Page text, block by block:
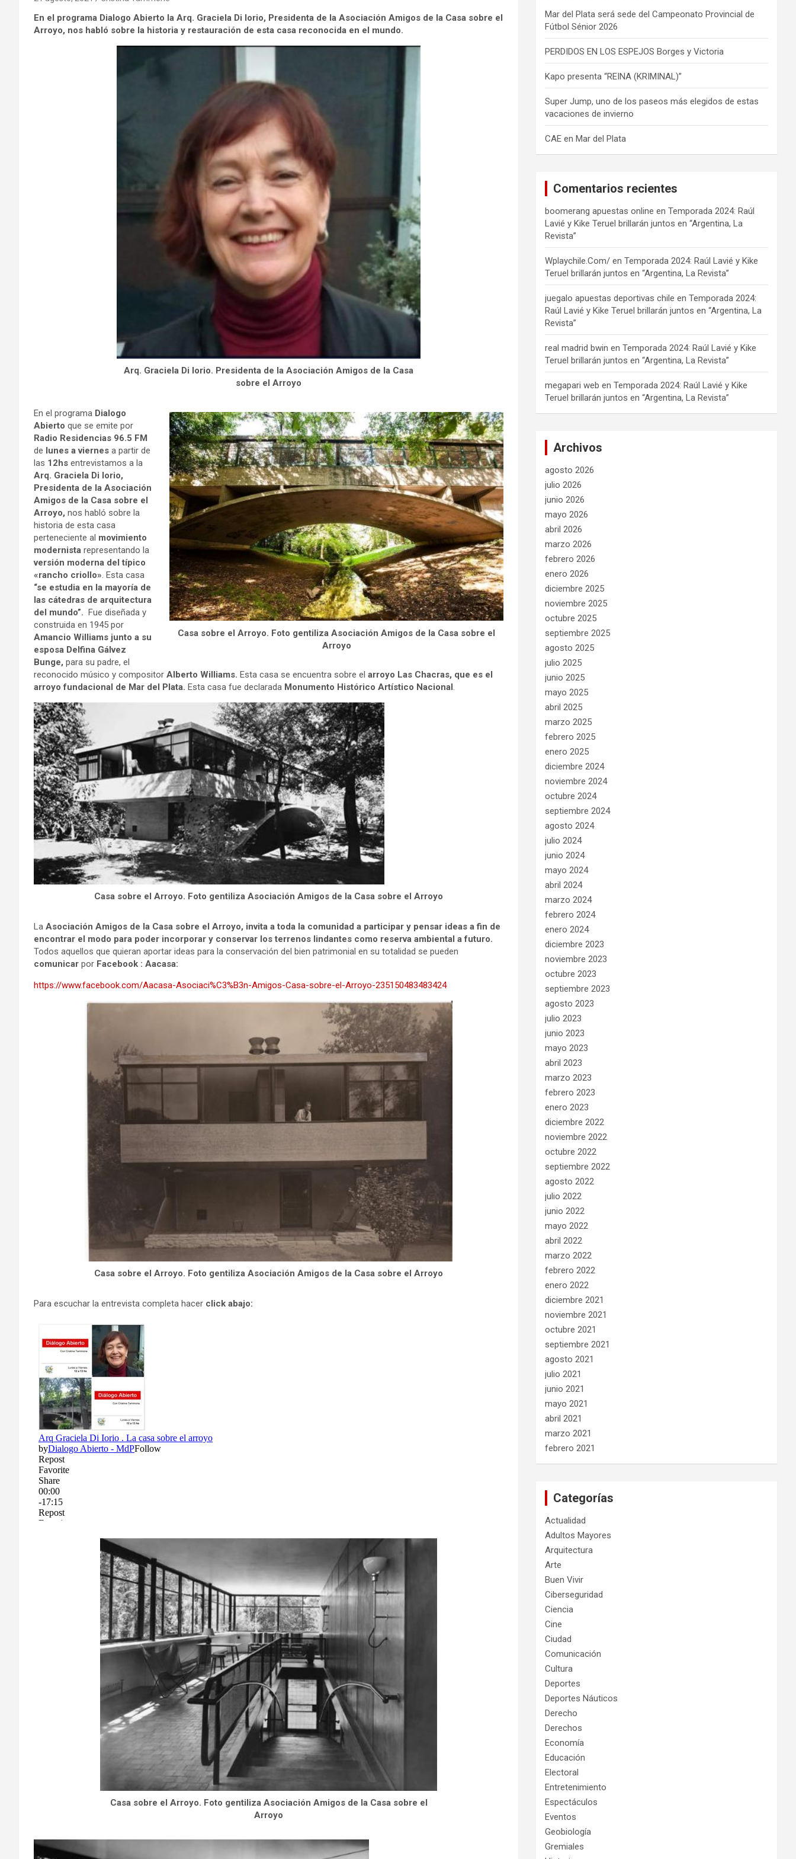
En el programa Dialogo Abierto la Arq. Graciela Di Iorio, Presidenta de la Asociación Amigos de la Casa sobre el
Arroyo, nos habló sobre la historia y restauración de esta casa reconocida en el mundo.
Arq. Graciela Di Iorio. Presidenta de la Asociación Amigos de la Casa
sobre el Arroyo
Casa sobre el Arroyo. Foto gentiliza Asociación Amigos de la Casa sobre el
Arroyo
En el programa Dialogo
Abierto que se emite por
Radio Residencias 96.5 FM
de lunes a viernes a partir de
las 12hs entrevistamos a la
Arq. Graciela Di Iorio,
Presidenta de la Asociación
Amigos de la Casa sobre el
Arroyo, nos habló sobre la
historia de esta casa
perteneciente al movimiento
modernista representando la
versión moderna del típico
«rancho criollo». Esta casa
“se estudia en la mayoría de
las cátedras de arquitectura
del mundo”. Fue diseñada y
construida en 1945 por
Amancio Williams junto a su
esposa Delfina Gálvez
Bunge, para su padre, el
reconocido músico y compositor Alberto Williams. Esta casa se encuentra sobre el arroyo Las Chacras, que es el
arroyo fundacional de Mar del Plata. Esta casa fue declarada Monumento Histórico Artístico Nacional.
Casa sobre el Arroyo. Foto gentiliza Asociación Amigos de la Casa sobre el Arroyo
La Asociación Amigos de la Casa sobre el Arroyo, invita a toda la comunidad a participar y pensar ideas a fin de
encontrar el modo para poder incorporar y conservar los terrenos lindantes como reserva ambiental a futuro.
Todos aquellos que quieran aportar ideas para la conservación del bien patrimonial en su totalidad se pueden
comunicar por Facebook : Aacasa:
https://www.facebook.com/Aacasa-Asociaci%C3%B3n-Amigos-Casa-sobre-el-Arroyo-235150483483424
Casa sobre el Arroyo. Foto gentiliza Asociación Amigos de la Casa sobre el Arroyo
Para escuchar la entrevista completa hacer click abajo:
Casa sobre el Arroyo. Foto gentiliza Asociación Amigos de la Casa sobre el
Arroyo
Mar del Plata será sede del Campeonato Provincial de
Fútbol Sénior 2026
PERDIDOS EN LOS ESPEJOS Borges y Victoria
Kapo presenta “REINA (KRIMINAL)”
Super Jump, uno de los paseos más elegidos de estas
vacaciones de invierno
CAE en Mar del Plata
Comentarios recientes
boomerang apuestas online enTemporada 2024: Raúl
Lavié y Kike Teruel brillarán juntos en “Argentina, La
Revista”
Wplaychile.Com/ enTemporada 2024: Raúl Lavié y Kike
Teruel brillarán juntos en “Argentina, La Revista”
juegalo apuestas deportivas chile enTemporada 2024:
Raúl Lavié y Kike Teruel brillarán juntos en “Argentina, La
Revista”
real madrid bwin enTemporada 2024: Raúl Lavié y Kike
Teruel brillarán juntos en “Argentina, La Revista”
megapari web enTemporada 2024: Raúl Lavié y Kike
Teruel brillarán juntos en “Argentina, La Revista”
Archivos
agosto 2026
julio 2026
junio 2026
mayo 2026
abril 2026
marzo 2026
febrero 2026
enero 2026
diciembre 2025
noviembre 2025
octubre 2025
septiembre 2025
agosto 2025
julio 2025
junio 2025
mayo 2025
abril 2025
marzo 2025
febrero 2025
enero 2025
diciembre 2024
noviembre 2024
octubre 2024
septiembre 2024
agosto 2024
julio 2024
junio 2024
mayo 2024
abril 2024
marzo 2024
febrero 2024
enero 2024
diciembre 2023
noviembre 2023
octubre 2023
septiembre 2023
agosto 2023
julio 2023
junio 2023
mayo 2023
abril 2023
marzo 2023
febrero 2023
enero 2023
diciembre 2022
noviembre 2022
octubre 2022
septiembre 2022
agosto 2022
julio 2022
junio 2022
mayo 2022
abril 2022
marzo 2022
febrero 2022
enero 2022
diciembre 2021
noviembre 2021
octubre 2021
septiembre 2021
agosto 2021
julio 2021
junio 2021
mayo 2021
abril 2021
marzo 2021
febrero 2021
Categorías
Actualidad
Adultos Mayores
Arquitectura
Arte
Buen Vivir
Ciberseguridad
Ciencia
Cine
Ciudad
Comunicación
Cultura
Deportes
Deportes Náuticos
Derecho
Derechos
Economía
Educación
Electoral
Entretenimiento
Espectáculos
Eventos
Geobiología
Gremiales